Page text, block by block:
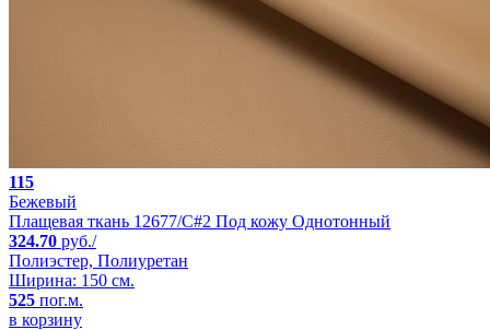
115
Бежевый
Плащевая ткань 12677/C#2 Под кожу Однотонный
324.70 руб./
Полиэстер, Полиуретан
Ширина: 150 см.
525 пог.м.
в корзину